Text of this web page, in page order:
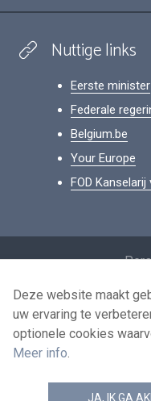
Nuttige links
Eerste minister
Federale
Belgium.be
Your Europe
FOD
Deze website maakt
uw ervaring te
optionele cookies
Meer info.
JA, IK GA